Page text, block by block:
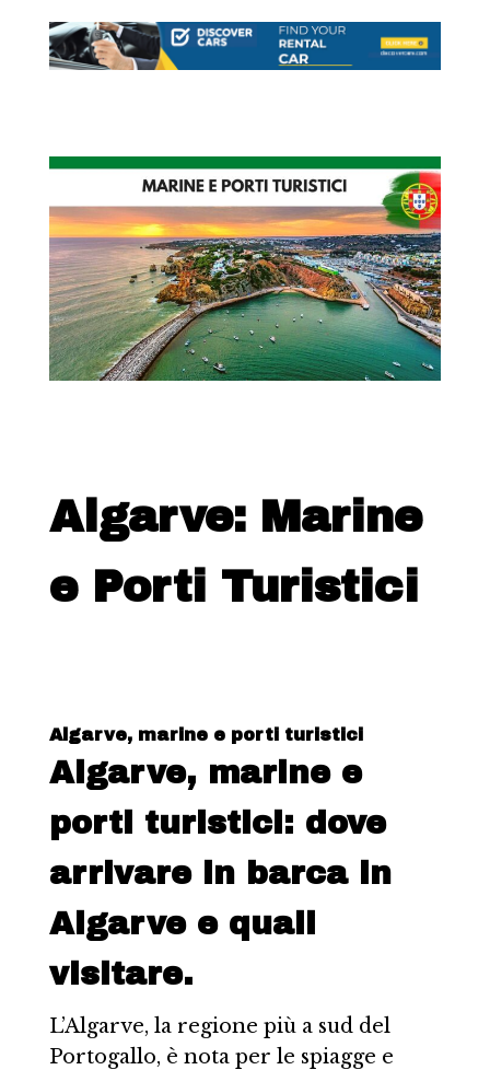
Algarve: Marine
e Porti Turistici
Algarve, marine e porti turistici
Algarve, marine e
porti turistici: dove
arrivare in barca in
Algarve e quali
visitare.
L’Algarve, la regione più a sud del
Portogallo, è nota per le spiagge e